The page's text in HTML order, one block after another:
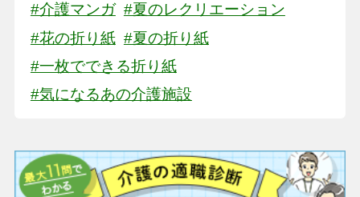
#介護マンガ #夏のレクリエーション
#花の折り紙 #夏の折り紙
#一枚でできる折り紙
#気になるあの介護施設